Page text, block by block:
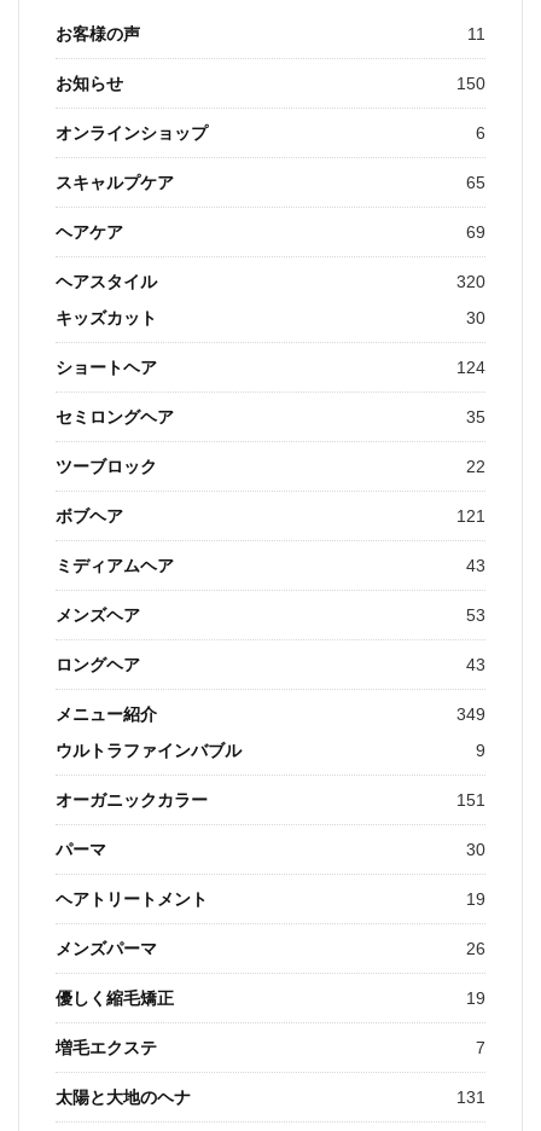
お客様の声 11
お知らせ 150
オンラインショップ 6
スキャルプケア 65
ヘアケア 69
ヘアスタイル
320
キッズカット
30
ショートヘア 124
セミロングヘア 35
ツーブロック 22
ボブヘア 121
ミディアムヘア 43
メンズヘア 53
ロングヘア 43
メニュー紹介
349
ウルトラファインバブル
9
オーガニックカラー 151
パーマ 30
ヘアトリートメント 19
メンズパーマ 26
優しく縮毛矯正 19
増毛エクステ 7
太陽と大地のヘナ 131